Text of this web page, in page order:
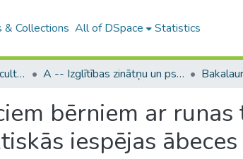
& Collections All of DSpace Statistics
B4 – LU fakultātes / Faculties of the UL A -- Izglītības zinātņu un psiholoģijas fakultāte / Faculty of Education Sciences and Psychology
bērniem ar
iespējas